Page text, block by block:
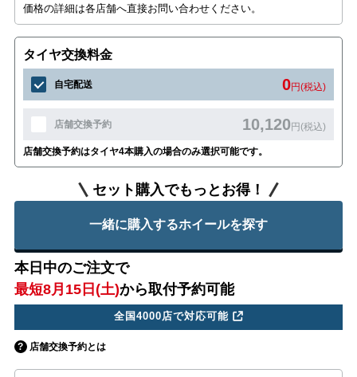
価格の詳細は各店舗へ直接お問い合わせください。
タイヤ交換料金
自宅配送 0円(税込)
店舗交換予約 10,120円(税込)
店舗交換予約はタイヤ4本購入の場合のみ選択可能です。
セット購入でもっとお得！
一緒に購入するホイールを探す
本日中のご注文で
最短8月15日(土)から取付予約可能
全国4000店で対応可能
店舗交換予約とは